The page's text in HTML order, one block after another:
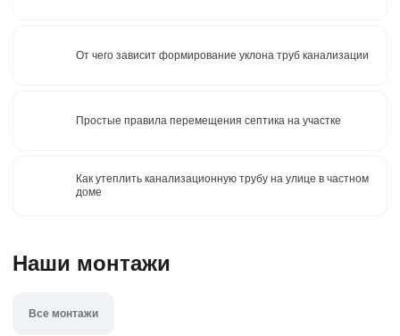
От чего зависит формирование уклона труб канализации
Простые правила перемещения септика на участке
Как утеплить канализационную трубу на улице в частном
доме
Наши монтажи
Все монтажи